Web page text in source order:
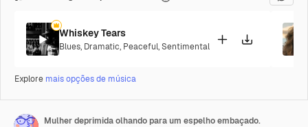
Whiskey Tears
Blues, Dramatic, Peaceful,Sentimental
Explore mais opções de música
Mulher deprimida olhando para um espelho embaçado.